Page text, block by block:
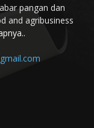
pangan dan
and agribusiness